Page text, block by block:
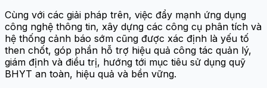
Cùng với các giải pháp trên, việc đẩy mạnh ứng dụng
công nghệ thông tin, xây dựng các công cụ phân tích và
hệ thống cảnh báo sớm cũng được xác định là yếu tố
then chốt, góp phần hỗ trợ hiệu quả công tác quản lý,
giám định và điều trị, hướng tới mục tiêu sử dụng quỹ
BHYT an toàn, hiệu quả và bền vững.